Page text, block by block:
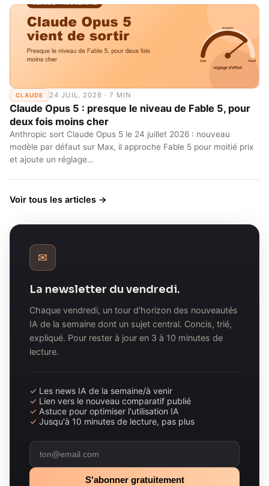
CLAUDE 24 JUIL. 2026 · 7 MIN
Claude Opus 5 : presque le niveau de Fable 5, pour
deux fois moins cher
Anthropic sort Claude Opus 5 le 24 juillet 2026 : nouveau
modèle par défaut sur Max, il approche Fable 5 pour moitié prix
et ajoute un réglage…
Voir tous les articles →
✉
La newsletter du vendredi.
Chaque vendredi, un tour d'horizon des nouveautés
IA de la semaine dont un sujet central. Concis, trié,
expliqué. Pour rester à jour en 3 à 10 minutes de
lecture.
✓ Les news IA de la semaine/à venir
✓ Lien vers le nouveau comparatif publié
✓ Astuce pour optimiser l'utilisation IA
✓ Jusqu'à 10 minutes de lecture, pas plus
S'abonner gratuitement